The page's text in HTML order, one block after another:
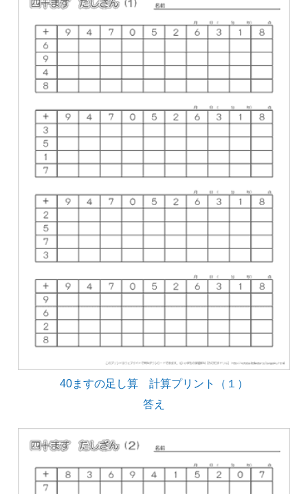
40ますの足し算 計算プリント（１）
答え